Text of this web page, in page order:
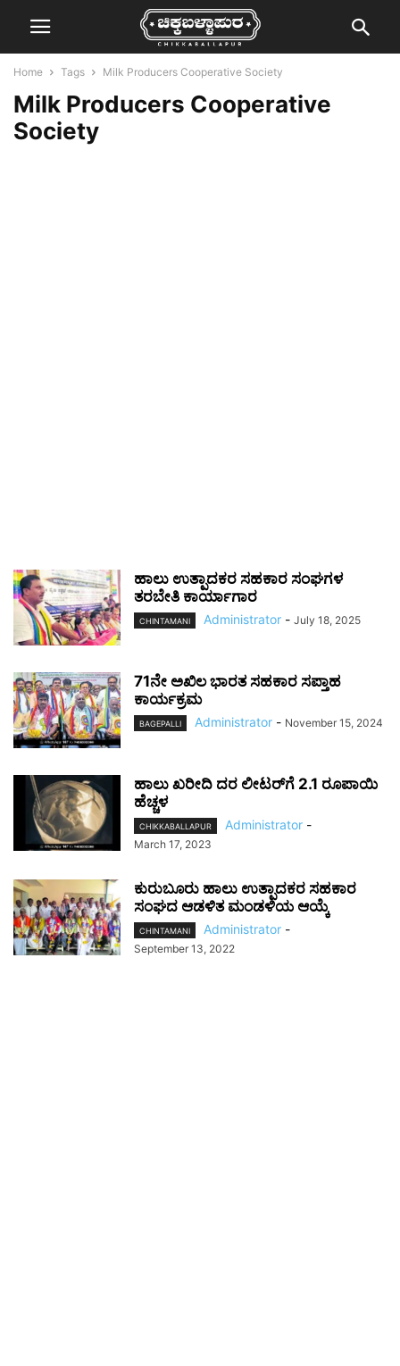
Home Tags Milk Producers Cooperative Society
Milk Producers Cooperative
Society
ಹಾಲು ಉತ್ಪಾದಕರ ಸಹಕಾರ ಸಂಘಗಳ
ತರಬೇತಿ ಕಾರ್ಯಾಗಾರ
CHINTAMANI Administrator - July 18, 2025
71ನೇ ಅಖಿಲ ಭಾರತ ಸಹಕಾರ ಸಪ್ತಾಹ
ಕಾರ್ಯಕ್ರಮ
BAGEPALLI Administrator - November 15, 2024
ಹಾಲು ಖರೀದಿ ದರ ಲೀಟರ್‌ಗೆ 2.1 ರೂಪಾಯಿ
ಹೆಚ್ಚಳ
CHIKKABALLAPUR Administrator -
March 17, 2023
ಕುರುಬೂರು ಹಾಲು ಉತ್ಪಾದಕರ ಸಹಕಾರ
ಸಂಘದ ಆಡಳಿತ ಮಂಡಳಿಯ ಆಯ್ಕೆ
CHINTAMANI Administrator -
September 13, 2022